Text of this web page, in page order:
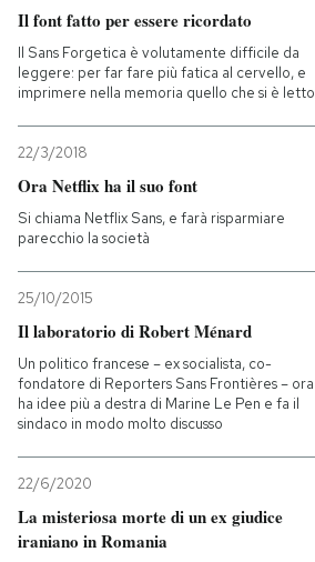
Il font fatto per essere ricordato
Il Sans Forgetica è volutamente difficile da
leggere: per far fare più fatica al cervello, e
imprimere nella memoria quello che si è letto
22/3/2018
Ora Netflix ha il suo font
Si chiama Netflix Sans, e farà risparmiare
parecchio la società
25/10/2015
Il laboratorio di Robert Ménard
Un politico francese – ex socialista, co-
fondatore di Reporters Sans Frontières – ora
ha idee più a destra di Marine Le Pen e fa il
sindaco in modo molto discusso
22/6/2020
La misteriosa morte di un ex giudice
iraniano in Romania